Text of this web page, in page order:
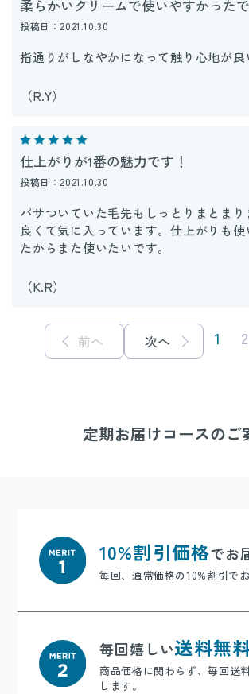
柔らかいクリームで使いやすかった
投稿日：2021.10.30
指通りがしなやかになって触り心地が良
（R.Y）
仕上がりが1番の魅力です！
投稿日：2021.10.30
パサついていた毛先もしっとりまとまり
良くて気に入っています。仕上がりも使
たからまた使いたいです。
（K.R）
前へ 1 2
次へ
定期お届けコースのご
10%割引価格でお
毎回、通常価格の10%割引で
毎回嬉しい送料無
商品価格に関わらず、毎回送
します。